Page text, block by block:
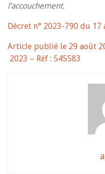
l’accouchement.
Décret n° 2023-790 du 17
Article publié le 29 août
2023 – Réf : 545583